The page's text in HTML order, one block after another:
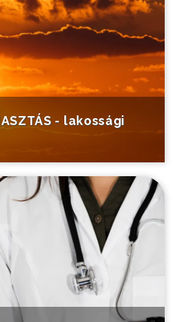
Pályázatok
Választás
- lakossági